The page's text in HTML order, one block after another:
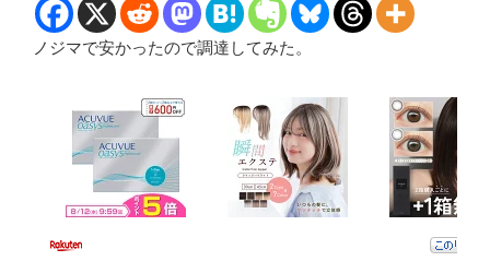
ノジマで安かったので調達してみた。